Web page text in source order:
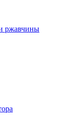
ржавчины